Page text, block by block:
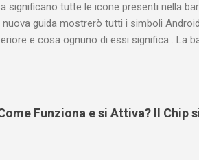
significano tutte le icone presenti nella
nuova guida mostrerò tutti i simboli
e cosa ognuno di essi significa . La
Prima di tutto è bene fare una
e conseguente pertinenza diversa. Le
ad esempio i nuovi messaggi o i
scorrere la barra di stato verso il basso
informazioni relative al telefono, ad
Funziona e si Attiva? Il Chip